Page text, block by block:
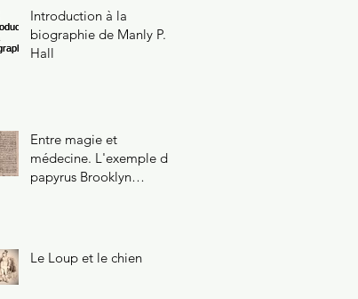
Introduction à la
biographie de Manly P.
Hall
Entre magie et
médecine. L'exemple du
papyrus Brooklyn
Le Loup et le chien